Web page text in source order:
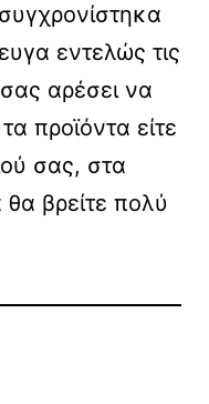
εντελώς τις
αρέσει να
προϊόντα είτε
σας, στα
βρείτε πολύ